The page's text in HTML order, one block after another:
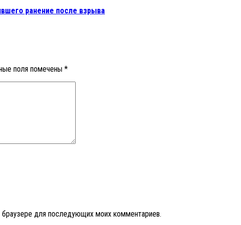
ранение после взрыва
поля помечены *
для последующих моих комментариев.